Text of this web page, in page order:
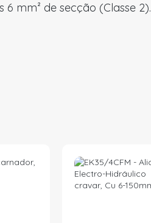
6 mm² de secção (Classe 2).